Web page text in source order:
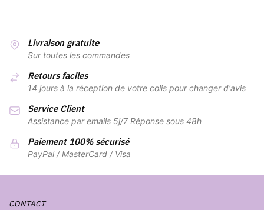
Livraison gratuite
Sur toutes les commandes
Retours faciles
14 jours à la réception de votre colis pour changer d'avis
Service Client
Assistance par emails 5j/7 Réponse sous 48h
Paiement 100% sécurisé
PayPal / MasterCard / Visa
CONTACT